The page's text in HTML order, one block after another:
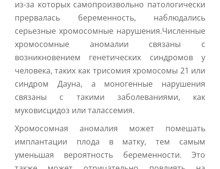
из-за которых самопроизвольно патологически
прервалась беременность, наблюдались
серьезные хромосомные нарушения.Численные
хромосомные аномалии связаны с
возникновением генетических синдромов у
человека, таких как трисомия хромосомы 21 или
синдром Дауна, а моногенные нарушения
связаны с такими заболеваниями, как
муковисцидоз или талассемия.
Хромосомная аномалия может помешать
имплантации плода в матку, тем самым
уменьшая вероятность беременности. Это